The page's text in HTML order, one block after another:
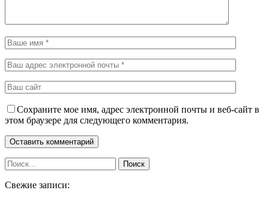
Сохраните мое имя, адрес электронной почты и веб-сайт в
этом браузере для следующего комментария.
Свежие записи: